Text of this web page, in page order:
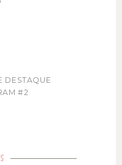
DESTAQUE
#2